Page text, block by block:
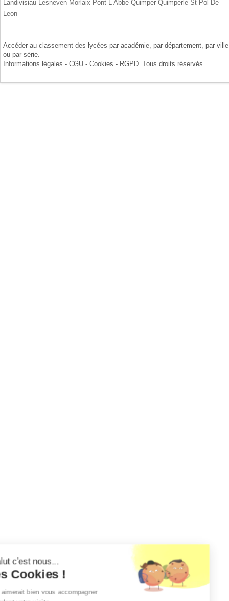
Landivisiau
Lesneven Morlaix Pont L Abbe Quimper Quimperle St Pol De
Leon
Accéder au classement des lycées par académie , par département , par ville
ou par série
Informations légales - CGU - Cookies - RGPD . Tous droits réservés
Salut c'est nous...
les Cookies !
On aimerait bien vous accompagner